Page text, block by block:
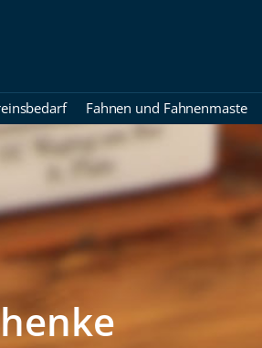
Fahnen und Fahnenmaste